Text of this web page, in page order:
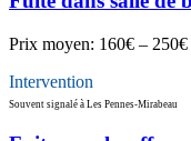
Prix moyen: 160€ – 250€
Intervention
Souvent signalé à Les Pennes-Mirabeau